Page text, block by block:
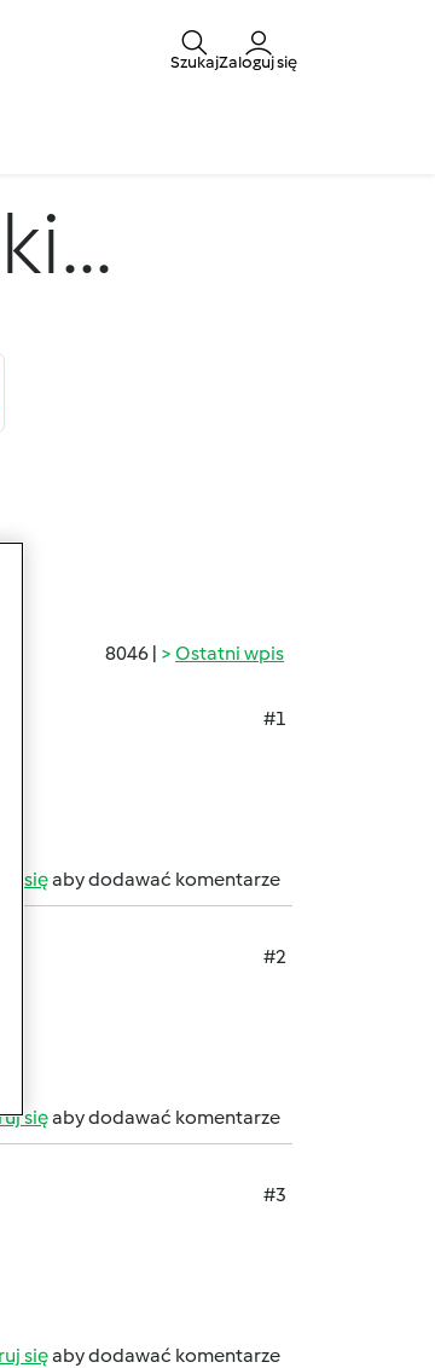
SzukajZaloguj się
8046 | Ostatni wpis
#1
sięaby dodawać komentarze
#2
sięaby dodawać komentarze
#3
sięaby dodawać komentarze